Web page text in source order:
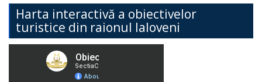
Harta interactivă a obiectivelor
turistice din raionul Ialoveni